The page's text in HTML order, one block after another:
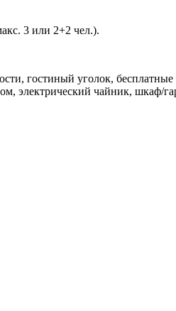
3 или 2+2 чел.).
гостиный уголок, бесплатные
электрический чайник, шкаф/